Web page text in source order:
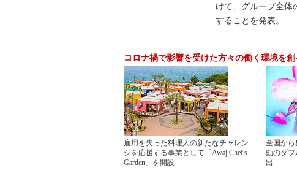
けて、グループ全体
することを発表。
コロナ禍で影響を受けた方々の働く環境を創
雇用を失った料理人の新たなチャレン
ジを応援する事業として「Awaj Chef's
Garden」を開設
全国から
動のダブ
出